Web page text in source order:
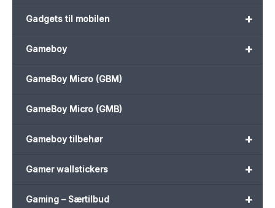
+
Gadgets til mobilen
+
Gameboy
GameBoy Micro (GBM)
GameBoy Micro (GMB)
+
Gameboy tilbehør
+
Gamer wallstickers
+
Gaming – Særtilbud